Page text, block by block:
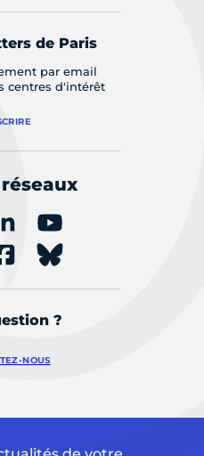
de Paris
par email
centres d'intérêt
?
NOUS